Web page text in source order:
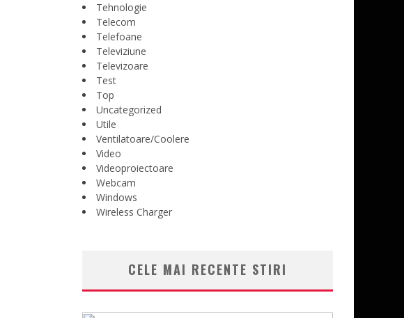
Tehnologie
Telecom
Telefoane
Televiziune
Televizoare
Test
Top
Uncategorized
Utile
Ventilatoare/Coolere
Video
Videoproiectoare
Webcam
Windows
Wireless Charger
CELE MAI RECENTE STIRI